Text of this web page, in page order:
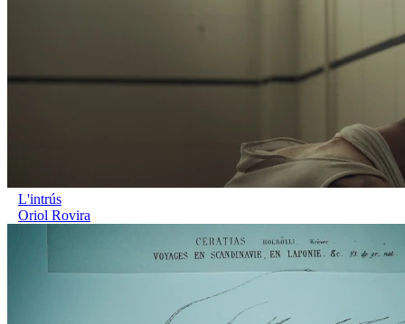
L'intrús
Oriol Rovira